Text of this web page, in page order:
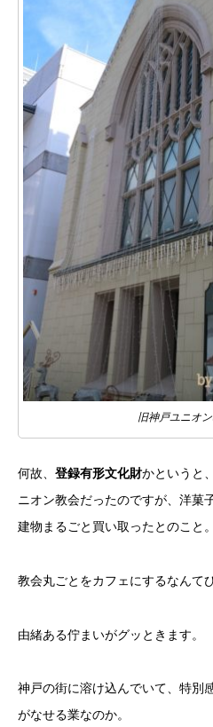
旧神戸ユニオ
何故、 登録有形文化財かというと
ニオン教会だったのですが、洋菓
建物まるごと買い取ったとのこと。
教会丸ごとをカフェにするなんて
由緒ある佇まいがグッときます。
神戸の街に溶け込んでいて、特別
がなせる業なのか。